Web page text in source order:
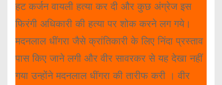
हट कर्जन वायली हत्या कर दी और कुछ अंग्रेज इस
फिरंगी अधिकारी की हत्या पर शोक करने लग गये।
मदनलाल धींगरा जैसे क्रांतिकारी के लिए निंदा प्रस्ताव
पास किए जाने लगी और वीर सावरकर से यह देखा नहीं
गया उन्होंने मदनलाल धींगरा की तारीफ करी । वीर